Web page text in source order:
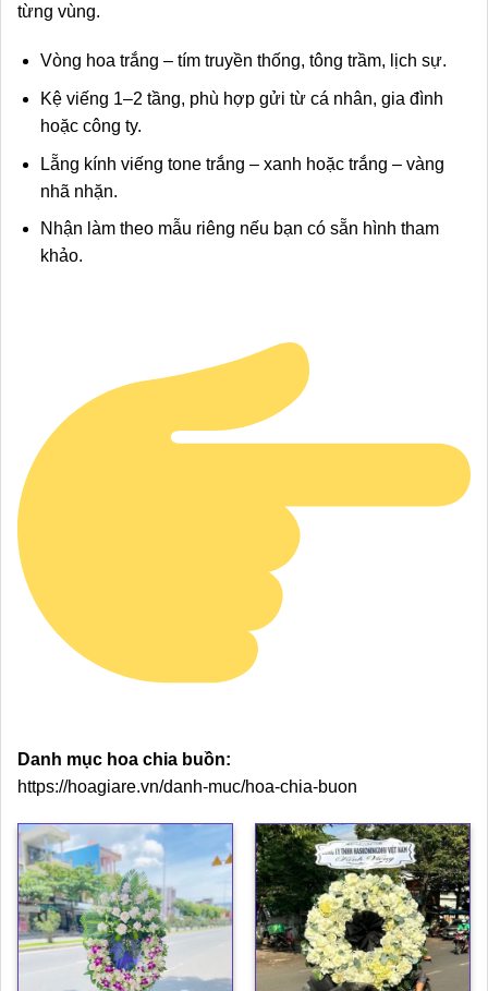
từng vùng.
Vòng hoa trắng – tím truyền thống, tông trầm, lịch sự.
Kệ viếng 1–2 tầng, phù hợp gửi từ cá nhân, gia đình
hoặc công ty.
Lẵng kính viếng tone trắng – xanh hoặc trắng – vàng
nhã nhặn.
Nhận làm theo mẫu riêng nếu bạn có sẵn hình tham
khảo.
Danh mục hoa chia buồn:
https://hoagiare.vn/danh-muc/hoa-chia-buon